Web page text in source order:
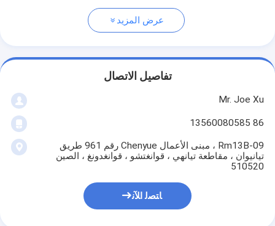
عرض المزيد
تفاصيل الاتصال
Mr. Joe Xu
86 13560080585
Rm13B-09 ، مبنى الأعمال Chenyue رقم 961 طريق
تيانيوان ، مقاطعة تيانهي ، قوانغتشو ، قوانغدونغ ، الصين
510520
ﺎﺘﺼﻟ ﺍﻶﻧ